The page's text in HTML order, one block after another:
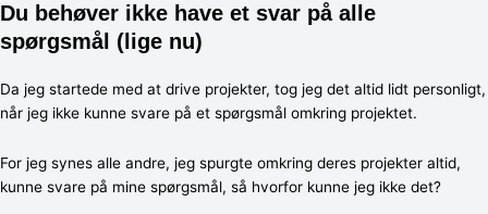
Du behøver ikke have et svar på alle
spørgsmål (lige nu)
Da jeg startede med at drive projekter, tog jeg det altid lidt personligt,
når jeg ikke kunne svare på et spørgsmål omkring projektet.
For jeg synes alle andre, jeg spurgte omkring deres projekter altid,
kunne svare på mine spørgsmål, så hvorfor kunne jeg ikke det?